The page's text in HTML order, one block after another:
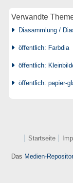
Verwandte
Diasammlung /
öffentlich: Farbdia
öffentlich:
öffentlich: papier-
Startseite
Das Medien-